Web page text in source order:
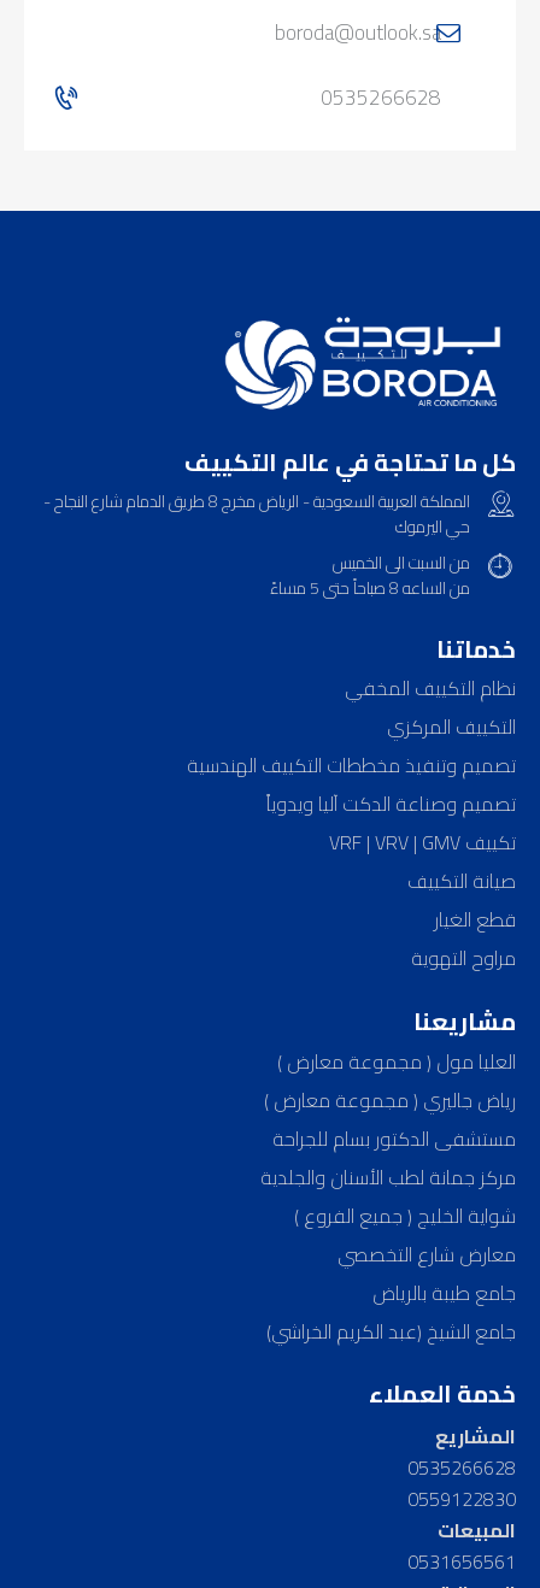
boroda@outlook.sa
0535266628
ﻛﻞ ﻣﺎ ﺗﺤﺘﺎﺟﺔ ﻓﻲ ﻋﺎﻟﻢ اﻟﺘﻜﻴﻴﻒ
المملكة العربية السعودية - الرياض مخرج 8 طريق الدمام شارع النجاح -
حي اليرموك
من السبت الى الخميس
من الساعه 8 صباحاً حتى 5 مساءً
خدماتنا
نظام التكييف المخفي
التكييف المركزي
تصميم وتنفيذ مخططات التكييف الهندسية
تصميم وصناعة الدكت آليا ويدوياً
تكييف VRF | VRV | GMV
صيانة التكييف
قطع الغيار
مراوح التهوية
مشاريعنا
العليا مول ( مجموعة معارض )
رياض جاليري ( مجموعة معارض )
مستشفى الدكتور بسام للجراحة
مركز جمانة لطب الأسنان والجلدية
شواية الخليج ( جميع الفروع )
معارض شارع التخصصي
جامع طيبة بالرياض
جامع الشيخ (عبد الكريم الخراشي)
خدمة العملاء
المشاريع
0535266628
0559122830
المبيعات
0531656561